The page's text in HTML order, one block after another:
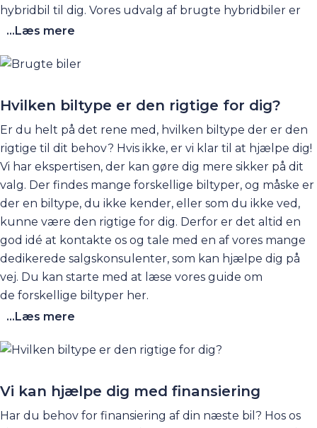
hybridbil til dig. Vores udvalg af brugte hybridbiler er
særdeles stort, og derfor går du ikke forgæves, hvis du
sælger også nye hybrider af mærkerne Opel, Kia og
mereher. Vi har også en stor guide om hybridbiler, du
kan tage et kig på til at begynde med. Den finder
...Læs mere
Hvilken biltype er den rigtige for dig?
Er du helt på det rene med, hvilken biltype der er den
rigtige til dit behov? Hvis ikke, er vi klar til at hjælpe dig!
Vi har ekspertisen, der kan gøre dig mere sikker på dit
valg. Der findes mange forskellige biltyper, og måske er
der en biltype, du ikke kender, eller som du ikke ved,
kunne være den rigtige for dig. Derfor er det altid en
god idé at kontakte os og tale med en af vores mange
dedikerede salgskonsulenter, som kan hjælpe dig på
vej. Du kan starte med at læse vores guide om
de forskellige biltyper her.
...Læs mere
Vi kan hjælpe dig med finansiering
Har du behov for finansiering af din næste bil? Hos os